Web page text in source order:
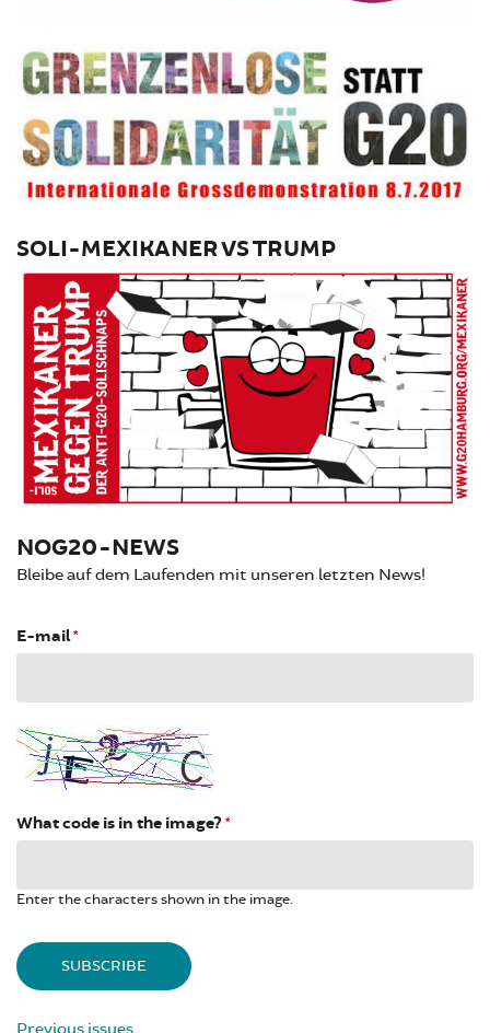
SOLI-MEXIKANER VS TRUMP
NOG20-NEWS
Bleibe auf dem Laufenden mit unseren letzten News!
E-mail*
What code is in the image? *
Enter the characters shown in the image.